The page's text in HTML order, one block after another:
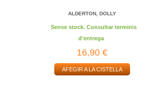
ALDERTON, DOLLY
Sense stock. Consultar terminis
d'entrega
16,90 €
AFEGIR A LA CISTELLA